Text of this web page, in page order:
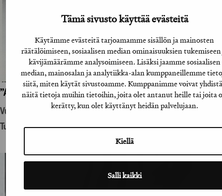
Tämä sivusto käyttää evästeitä
Käytämme evästeitä tarjoamamme sisällön ja mainosten
räätälöimiseen, sosiaalisen median ominaisuuksien
kävijämäärämme analysoimiseen. Lisäksi jaamme sosiaalisen
median, mainosalan ja analytiikka-alan kumppaneillemme
siitä, miten käytät sivustoamme. Kumppanimme voivat
näitä tietoja muihin tietoihin, joita olet antanut heille tai joita
kerätty, kun olet käyttänyt heidän palvelujaan.
Kiellä
Salli kaikki
”A-lehtien suoramainoslähetys”
Vuosikirjatyö
Tuotantohyödykemainonta